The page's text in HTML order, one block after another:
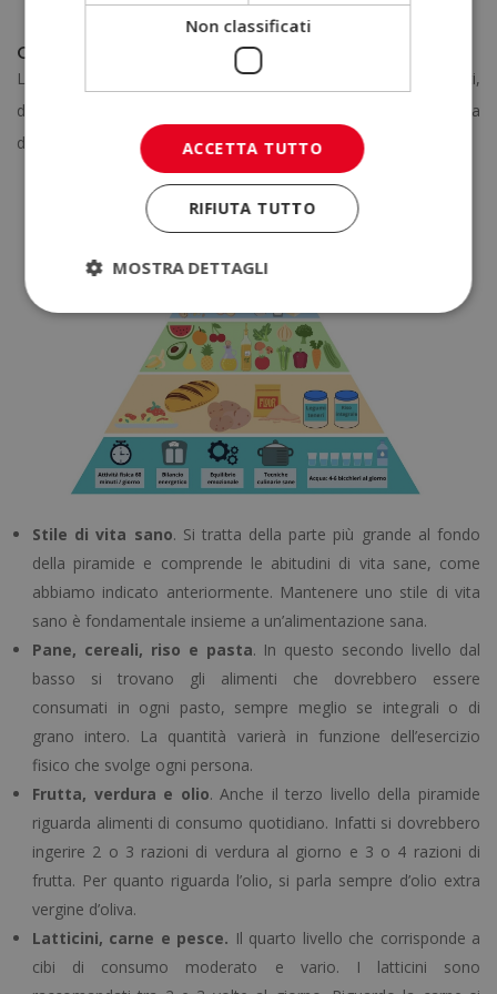
Come mantenere un’alimentazione equilibrata?
L’OMS ha pubblicato molti consigli alimentari, tra cui questi,
distribuiti in una piramide. La piramide dell’alimentazione consta
di sei livelli:
Stile di vita sano. Si tratta della parte più grande al fondo
della piramide e comprende le abitudini di vita sane, come
abbiamo indicato anteriormente. Mantenere uno stile di vita
sano è fondamentale insieme a un’alimentazione sana.
Pane, cereali, riso e pasta. In questo secondo livello dal
basso si trovano gli alimenti che dovrebbero essere
consumati in ogni pasto, sempre meglio se integrali o di
grano intero. La quantità varierà in funzione dell’esercizio
fisico che svolge ogni persona.
Frutta, verdura e olio. Anche il terzo livello della piramide
riguarda alimenti di consumo quotidiano. Infatti si dovrebbero
ingerire 2 o 3 razioni di verdura al giorno e 3 o 4 razioni di
frutta. Per quanto riguarda l’olio, si parla sempre d’olio extra
vergine d’oliva.
Latticini, carne e pesce. Il quarto livello che corrisponde a
cibi di consumo moderato e vario. I latticini sono
Non classificati
ACCETTA TUTTO
RIFIUTA TUTTO
MOSTRA DETTAGLI